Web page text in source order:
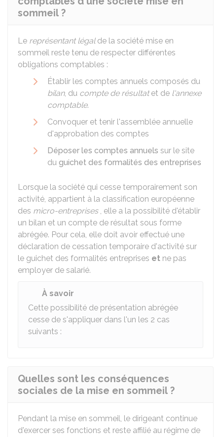
sommeil ?
Le représentant légalde la société mise en
sommeil reste tenu de respecter différentes
obligations comptables :
Établir les comptes annuels composés du
bilan, du compte de résultatet de l'annexe
comptable.
Convoquer et tenir l'assemblée annuelle
d'approbation des comptes
Déposer les comptes annuels sur le site
du guichet des formalités des entreprises
Lorsque la société qui cesse temporairement son
activité, appartient à la classification européenne
des micro-entreprises, elle a la possibilité d'établir
un bilan et un compte de résultat sous forme
abrégée. Pour cela, elle doit avoir effectué une
déclaration de cessation temporaire d'activité sur
le guichet des formalités entreprises et ne pas
employer de salarié.
À savoir
Cette possibilité de présentation abrégée
cesse de s'appliquer dans l'un les 2 cas
suivants :
Quelles sont les conséquences
sociales de la mise en sommeil ?
Pendant la mise en sommeil, le dirigeant continue
d'exercer ses fonctions et reste affilié au régime de